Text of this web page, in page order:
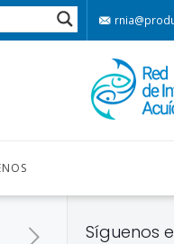
Síguenos